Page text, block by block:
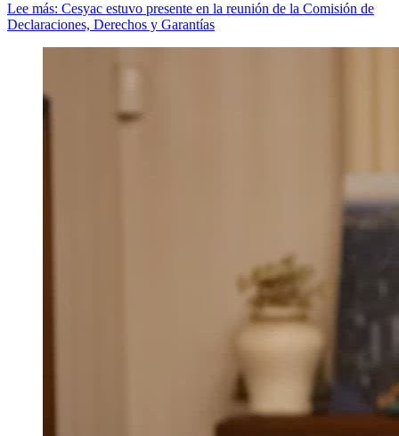
Lee más: Cesyac estuvo presente en la reunión de la Comisión de
Declaraciones, Derechos y Garantías